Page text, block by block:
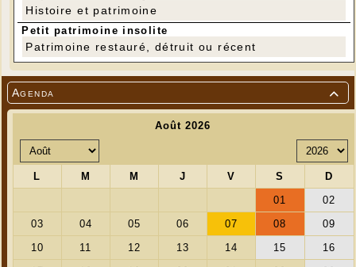

Agenda
Histoire et patrimoine
Petit patrimoine insolite
Patrimoine restauré, détruit ou récent